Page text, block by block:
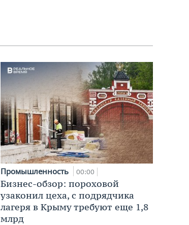
Промышленность 00:00
Бизнес-обзор: пороховой
узаконил цеха, с подрядчика
лагеря в Крыму требуют еще 1,8
млрд